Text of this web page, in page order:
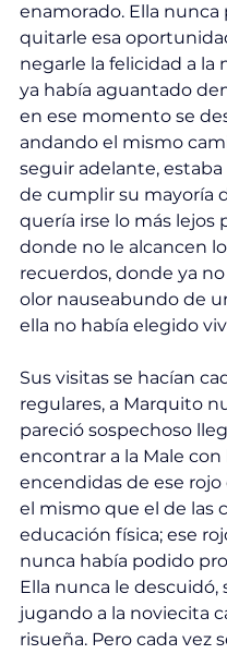
enamorado. Ella nunca
quitarle esa
negarle la felicidad a la
ya había aguantado
en ese momento se
andando el mismo
seguir adelante,
de cumplir su mayoría
quería irse lo más lejos
donde no le alcancen
recuerdos, donde ya
olor nauseabundo de
ella no había elegido
Sus visitas se hacían
regulares, a Marquito
pareció sospechoso
encontrar a la Male con
encendidas de ese rojo
el mismo que el de las
educación física; ese
nunca había podido
Ella nunca le descuidó,
jugando a la noviecita
risueña. Pero cada vez